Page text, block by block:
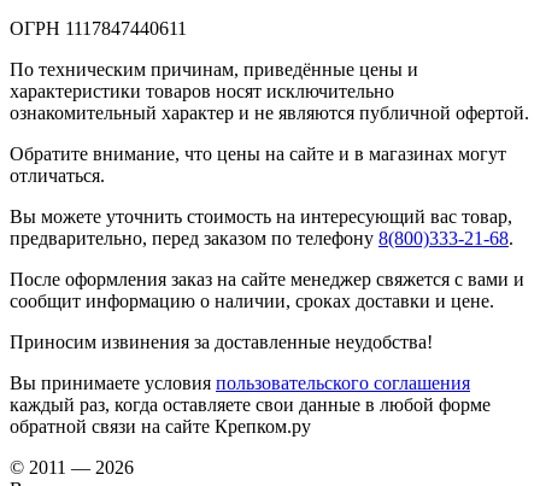
ОГРН 1117847440611
По техническим причинам, приведённые цены и
характеристики товаров носят исключительно
ознакомительный характер и не являются публичной офертой.
Обратите внимание, что цены на сайте и в магазинах могут
отличаться.
Вы можете уточнить стоимость на интересующий вас товар,
предварительно, перед заказом по телефону 8(800)333-21-68.
После оформления заказ на сайте менеджер свяжется с вами и
сообщит информацию о наличии, сроках доставки и цене.
Приносим извинения за доставленные неудобства!
Вы принимаете условия пользовательского соглашения
каждый раз, когда оставляете свои данные в любой форме
обратной связи на сайте Крепком.ру
© 2011 — 2026